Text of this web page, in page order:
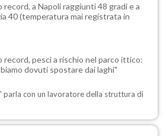
record, a Napoli raggiunti 48 gradi e a
40 (temperatura mai registrata in
record, pesci a rischio nel parco ittico:
dovuti spostare dai laghi"
parla con un lavoratore della struttura di